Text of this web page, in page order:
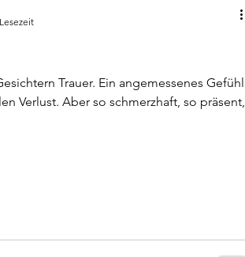
Trauer. Ein angemessenes Gefühl
Verlust. Aber so schmerzhaft, so präsent,